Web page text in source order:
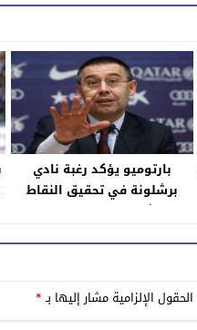
بارتوميو يؤكد رغبة نادي
برشلونة في تحقيق النقاط
الثلاث في الكلاسيكو
الحقول الإلزامية مشار إليها بـ*